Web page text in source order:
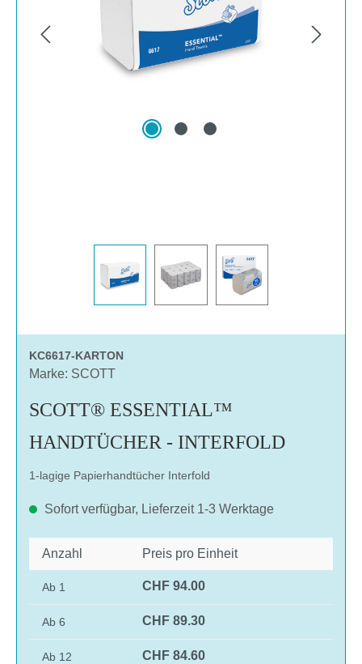
KC6617-KARTON
Marke: SCOTT
SCOTT® ESSENTIAL™
HANDTÜCHER - INTERFOLD
1-lagige Papierhandtücher Interfold
Sofort verfügbar, Lieferzeit 1-3 Werktage
Anzahl Preis pro Einheit
Ab 1 CHF 94.00
Ab 6 CHF 89.30
Ab 12 CHF 84.60